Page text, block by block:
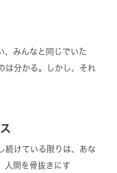
、みんなと同じでいた
は分かる。しかし、それ
けている限りは、あな
人間を骨抜きにす